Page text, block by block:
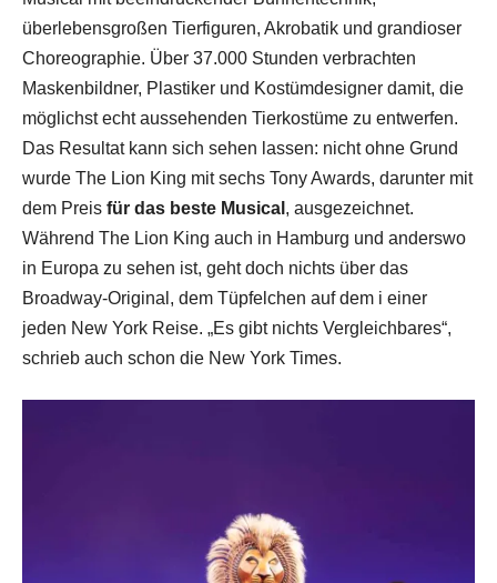
überlebensgroßen Tierfiguren, Akrobatik und grandioser
Choreographie. Über 37.000 Stunden verbrachten
Maskenbildner, Plastiker und Kostümdesigner damit, die
möglichst echt aussehenden Tierkostüme zu entwerfen.
Das Resultat kann sich sehen lassen: nicht ohne Grund
wurde The Lion King mit sechs Tony Awards, darunter mit
dem Preis für das beste Musical , ausgezeichnet.
Während The Lion King auch in Hamburg und anderswo
in Europa zu sehen ist, geht doch nichts über das
Broadway-Original, dem Tüpfelchen auf dem i einer
jeden New York Reise. „Es gibt nichts Vergleichbares“,
schrieb auch schon die New York Times.